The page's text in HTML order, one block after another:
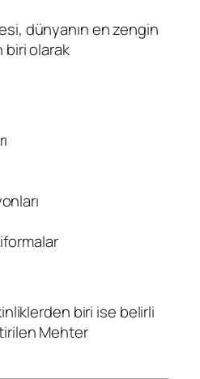
, dünyanın en zengin
biri olarak
biri ise belirli
Mehter